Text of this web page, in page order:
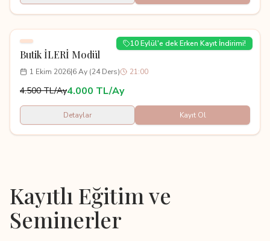
10 Eylül'e dek Erken Kayıt İndirimi!
Butik İLERİ Modül
1 Ekim 2026|6 Ay (24 Ders) 21:00
4.500 TL/Ay4.000 TL/Ay
Detaylar Kayıt Ol
Kayıtlı Eğitim ve
Seminerler